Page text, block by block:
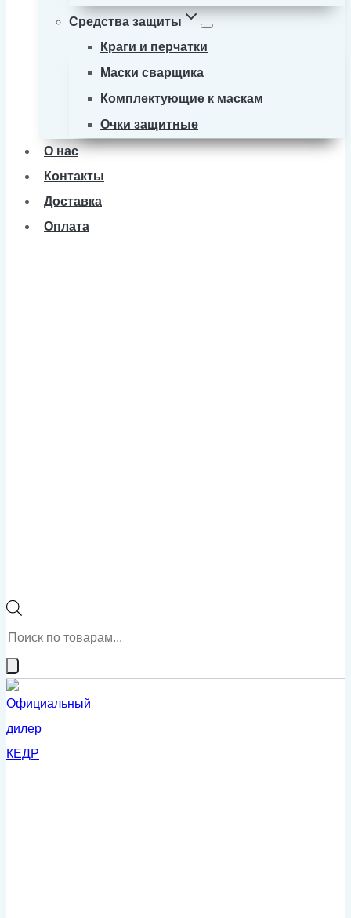
Средства защиты
Краги и перчатки
Маски сварщика
Комплектующие к маскам
Очки защитные
О нас
Контакты
Доставка
Оплата
Поиск
товаров